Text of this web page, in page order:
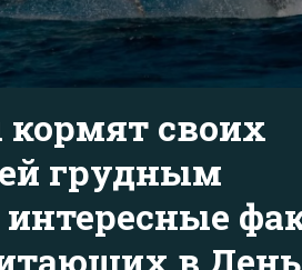
своих
грудным